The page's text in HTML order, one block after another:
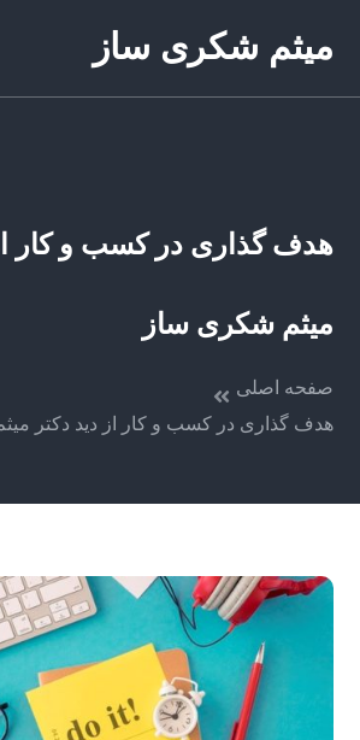
میثم شکری ساز
هدف گذاری در کسب و کار از
میثم شکری ساز
صفحه اصلی
هدف گذاری در کسب و کار از دید دکتر